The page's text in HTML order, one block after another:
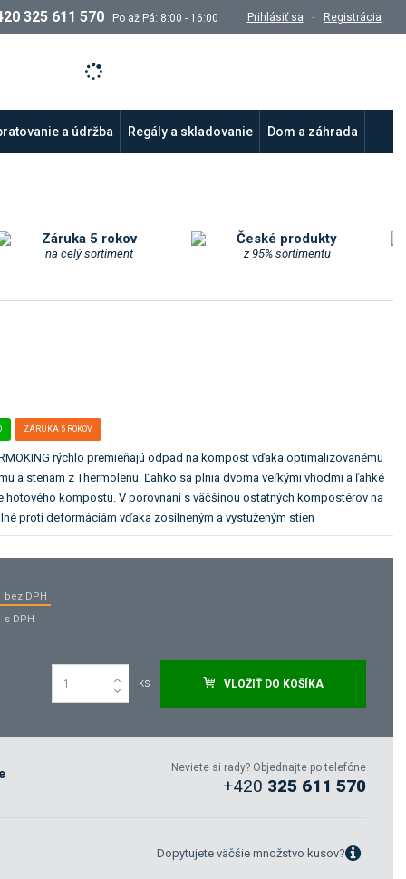
325 611 570 Po až Pá: 8:00 - 16:00 Prihlásiť sa Registrácia
a údržba Regály a skladovanie Dom a záhrada
Záruka 5 rokov
na celý sortiment
České produkty
z 95% sortimentu
ZÁRUKA 5 ROKOV
rýchlo premieňajú odpad na kompost vďaka optimalizovanému
a stenám z Thermolenu. Ľahko sa plnia dvoma veľkými vhodmi a ľahké
hotového kompostu. V porovnaní s väčšinou ostatných kompostérov na
proti deformáciám vďaka zosilneným a vystuženým stien
bez DPH
s DPH
ks VLOŽIŤ DO KOŠÍKA
Neviete si rady? Objednajte po telefóne
+420 325 611 570
Dopytujete väčšie množstvo kusov?